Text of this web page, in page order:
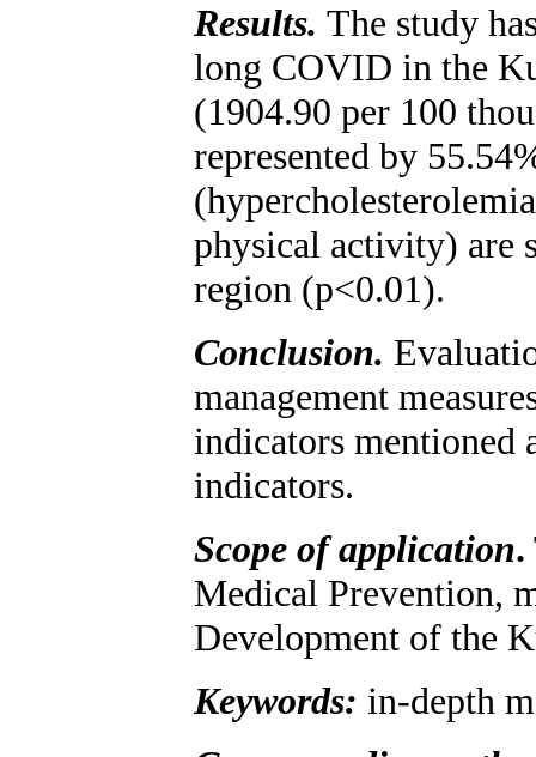
Results. The study
long COVID in the
(1904.90 per 100
represented by
physical activity) are
region (p<0.01).
Conclusion.
management
indicators mentioned
indicators.
Scope of application.
Medical Prevention,
Development of the
Keywords: in-depth